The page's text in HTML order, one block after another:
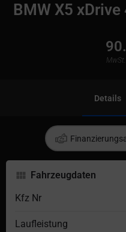
BMW X5 xDrive
Details
Fahrzeugdaten
Kfz Nr
Laufleistung